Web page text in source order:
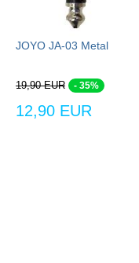
JOYO JA-03 Metal
19,90 EUR - 35%
12,90 EUR